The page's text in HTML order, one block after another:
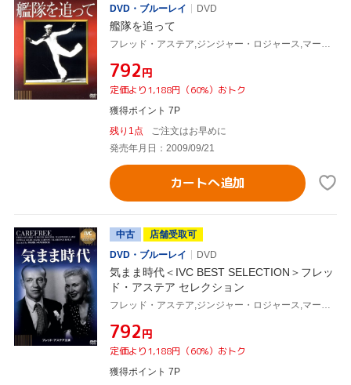
DVD・ブルーレイ
DVD
艦隊を追って
¥792円
定価より1,188円（60%）おトク
獲得ポイント 7P
残り1点
ご注文はお早めに
発売年月日：2009/09/21
カートへ追加
中古
店舗受取可
DVD・ブルーレイ
DVD
気まま時代＜IVC BEST SELECTION＞フレッ
ド・アステア セレクション
¥792円
定価より1,188円（60%）おトク
獲得ポイント 7P